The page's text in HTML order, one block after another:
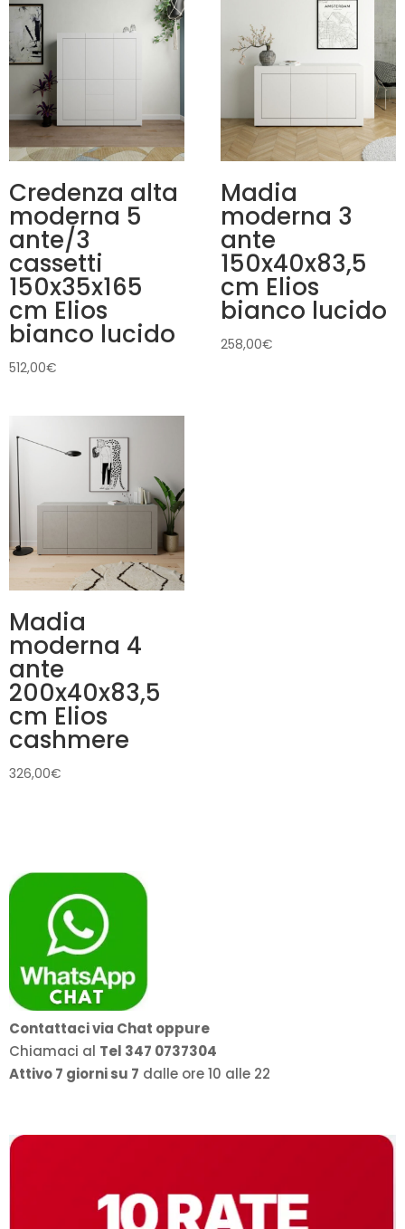
Credenza alta
moderna 5
ante/3
cassetti
150x35x165
cm Elios
bianco lucido
512,00€
Madia
moderna 3
ante
150x40x83,5
cm Elios
bianco lucido
258,00€
Madia
moderna 4
ante
200x40x83,5
cm Elios
cashmere
326,00€
Contattaci via Chat oppure
Chiamaci al Tel 347 0737304
Attivo 7 giorni su 7 dalle ore 10 alle 22